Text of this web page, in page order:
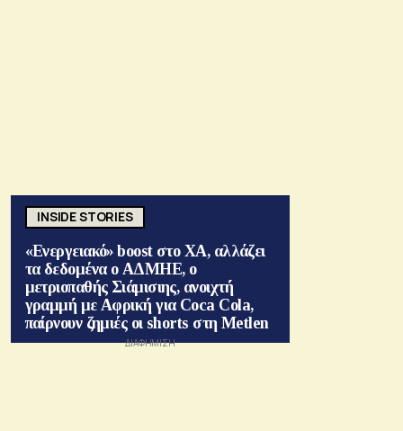
INSIDE STORIES
«Ενεργειακό» boost στο ΧΑ, αλλάζει
τα δεδομένα ο ΑΔΜΗΕ, ο
μετριοπαθής Σιάμισιης, ανοιχτή
γραμμή με Αφρική για Coca Cola,
παίρνουν ζημιές οι shorts στη Metlen